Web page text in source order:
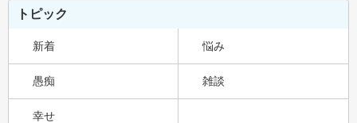
トピック
新着 悩み
愚痴 雑談
幸せ